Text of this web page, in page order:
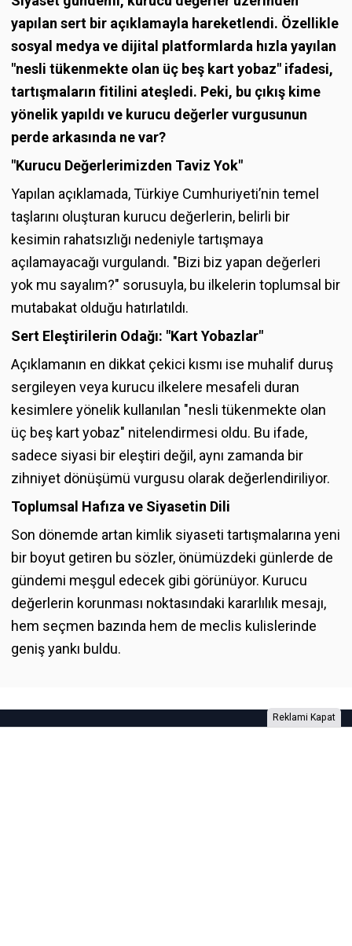
yapılan sert bir açıklamayla hareketlendi. Özellikle
sosyal medya ve dijital platformlarda hızla yayılan
"nesli tükenmekte olan üç beş kart yobaz" ifadesi,
tartışmaların fitilini ateşledi. Peki, bu çıkış kime
yönelik yapıldı ve kurucu değerler vurgusunun
perde arkasında ne var?
"Kurucu Değerlerimizden Taviz Yok"
Yapılan açıklamada, Türkiye Cumhuriyeti’nin temel
taşlarını oluşturan kurucu değerlerin, belirli bir
kesimin rahatsızlığı nedeniyle tartışmaya
açılamayacağı vurgulandı. "Bizi biz yapan değerleri
yok mu sayalım?" sorusuyla, bu ilkelerin toplumsal bir
mutabakat olduğu hatırlatıldı.
Sert Eleştirilerin Odağı: "Kart Yobazlar"
Açıklamanın en dikkat çekici kısmı ise muhalif duruş
sergileyen veya kurucu ilkelere mesafeli duran
kesimlere yönelik kullanılan "nesli tükenmekte olan
üç beş kart yobaz" nitelendirmesi oldu. Bu ifade,
sadece siyasi bir eleştiri değil, aynı zamanda bir
zihniyet dönüşümü vurgusu olarak değerlendiriliyor.
Toplumsal Hafıza ve Siyasetin Dili
Son dönemde artan kimlik siyaseti tartışmalarına yeni
bir boyut getiren bu sözler, önümüzdeki günlerde de
gündemi meşgul edecek gibi görünüyor. Kurucu
değerlerin korunması noktasındaki kararlılık mesajı,
hem seçmen bazında hem de meclis kulislerinde
geniş yankı buldu.
Reklami Kapat